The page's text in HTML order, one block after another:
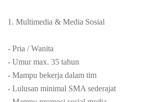
1. Multimedia & Media Sosial
- Pria / Wanita
- Umur max. 35 tahun
- Mampu bekerja dalam tim
- Lulusan minimal SMA sederajat